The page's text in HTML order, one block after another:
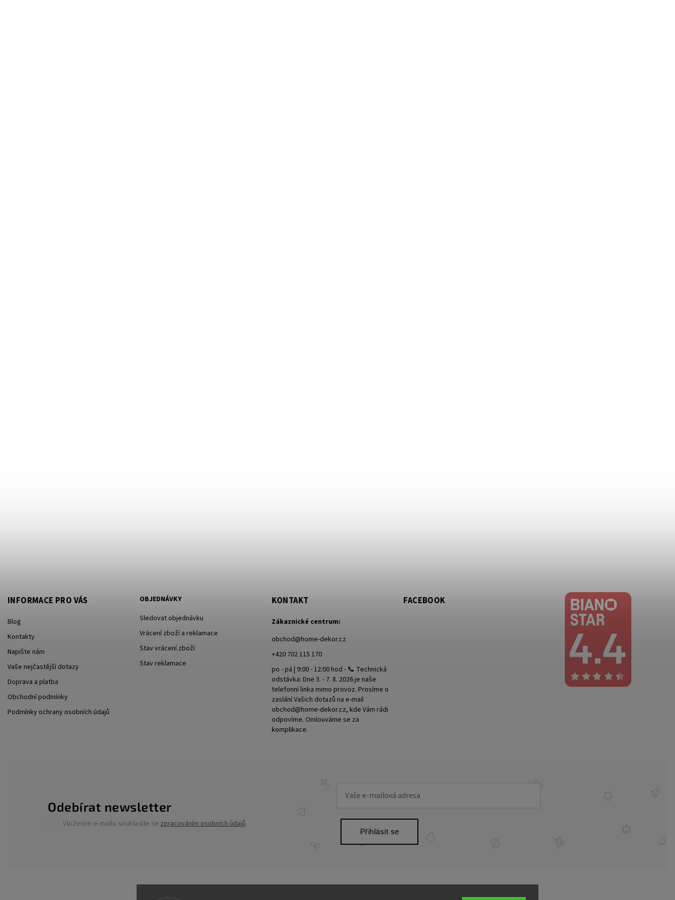
INFORMACE PRO VÁS
Blog
Kontakty
Napište nám
Vaše nejčastější dotazy
Doprava a platba
Obchodní podmínky
Podmínky ochrany osobních údajů
OBJEDNÁVKY
Sledovat objednávku
Vrácení zboží a reklamace
Stav vrácení zboží
Stav reklamace
Odebírat newsletter
Vložením e-mailu souhlasíte sezpracováním osobních údajů.
Přihlásit se
KONTAKT
Zákaznické centrum:
obchod@home-dekor.cz
+420 702 115 170
po - pá | 9:00 - 12:00 hod - 📞 Technická
odstávka: Dne 3. - 7. 8. 2026 je naše
telefonní linka mimo provoz. Prosíme o
zaslání Vašich dotazů na e-mail
obchod@home-dekor.cz, kde Vám rádi
odpovíme. Omlouváme se za
komplikace.
FACEBOOK